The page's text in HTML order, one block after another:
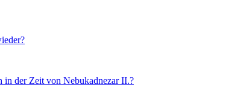
in der Zeit von Nebukadnezar II.?